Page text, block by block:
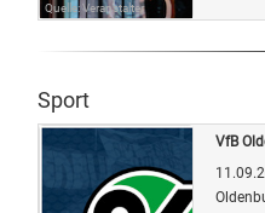
Quelle: Veranstalter
Sport
VfB